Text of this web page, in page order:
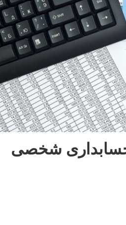
شخصی